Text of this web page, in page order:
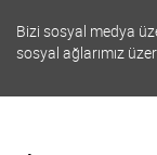
Bizi sosyal medya
sosyal ağlarımız